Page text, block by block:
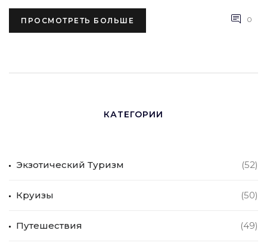
ПРОСМОТРЕТЬ БОЛЬШЕ 0
КАТЕГОРИИ
Экзотический Туризм (52)
Круизы (50)
Путешествия (49)